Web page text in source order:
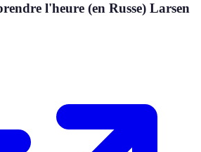
l'heure (en Russe) Larsen